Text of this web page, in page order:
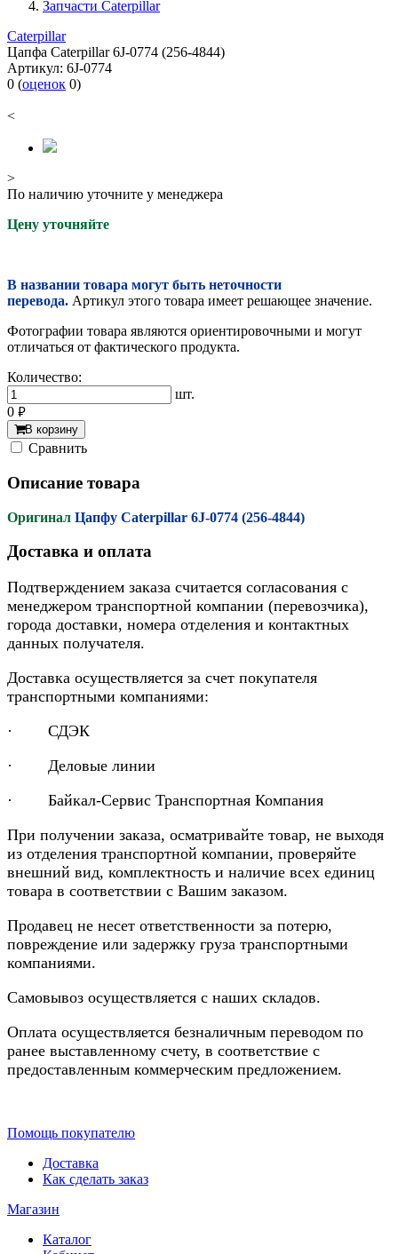
Запчасти Caterpillar
Caterpillar
Цапфа Caterpillar 6J-0774 (256-4844)
Артикул: 6J-0774
0 (оценок 0)
<
>
По наличию уточните у менеджера
Цену уточняйте
В названии товара могут быть неточности
перевода. Артикул этого товара имеет решающее значение.
Фотографии товара являются ориентировочными и могут
отличаться от фактического продукта.
Количество:
шт.
0 руб.
В корзину
Cравнить
Описание товара
Оригинал Цапфу Caterpillar 6J-0774 (256-4844)
Доставка и оплата
Подтверждением заказа считается согласования с
менеджером транспортной компании (перевозчика),
города доставки, номера отделения и контактных
данных получателя.
Доставка осуществляется за счет покупателя
транспортными компаниями:
· СДЭК
· Деловые линии
· Байкал-Сервис Транспортная Компания
При получении заказа, осматривайте товар, не выходя
из отделения транспортной компании, проверяйте
внешний вид, комплектность и наличие всех единиц
товара в соответствии с Вашим заказом.
Продавец не несет ответственности за потерю,
повреждение или задержку груза транспортными
компаниями.
Самовывоз осуществляется с наших складов.
Оплата осуществляется безналичным переводом по
ранее выставленному счету, в соответствие с
предоставленным коммерческим предложением.
Помощь покупателю
Доставка
Как сделать заказ
Магазин
Каталог